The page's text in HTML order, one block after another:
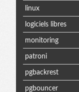
linux
logiciels libres
monitoring
patroni
pgbackrest
pgbouncer